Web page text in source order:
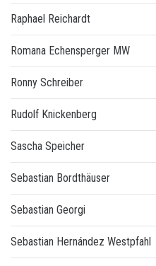
Raphael Reichardt
Romana Echensperger MW
Ronny Schreiber
Rudolf Knickenberg
Sascha Speicher
Sebastian Bordthäuser
Sebastian Georgi
Sebastian Hernández Westpfahl